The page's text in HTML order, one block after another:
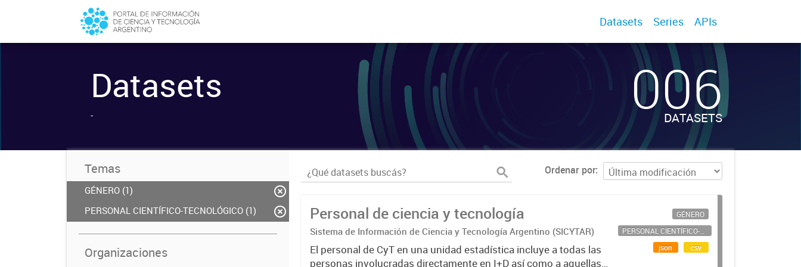
Datasets Series APIs
Datasets
- 006
DATASETS
Temas
GÉNERO (1)
PERSONAL CIENTÍFICO-TECNOLÓGICO (1)
Organizaciones
Ordenar por
Personal de ciencia y tecnología
Sistema de Información de Ciencia y Tecnología Argentino (SICYTAR)
El personal de CyT en una unidad estadística incluye a todas las
personas involucradas directamente en I+D así como a aquellas
GÉNERO
PERSONAL CIENTÍFICO-TECNOLÓGICO
json
csv